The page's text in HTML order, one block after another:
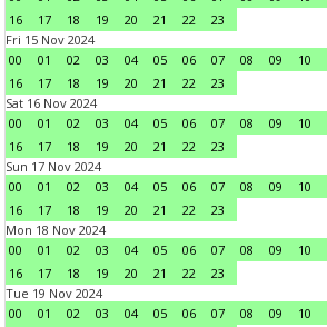
16
17 18 19 20 21 22
23
Fri 15 Nov 2024
00
01 02 03 04 05 06 07 08 09 10
16
17 18 19 20 21 22
23
Sat 16 Nov 2024
00
01 02 03 04 05 06 07 08 09 10
16
17 18 19 20 21 22
23
Sun 17 Nov 2024
00
01 02 03 04 05 06 07 08 09 10
16
17 18 19 20 21 22
23
Mon 18 Nov 2024
00
01 02 03 04 05 06 07 08 09 10
16
17 18 19 20 21 22
23
Tue 19 Nov 2024
00
01 02 03 04 05 06 07 08 09 10